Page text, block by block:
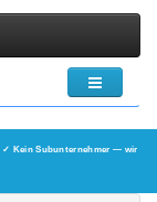
✓ Kein Subunternehmer — wir